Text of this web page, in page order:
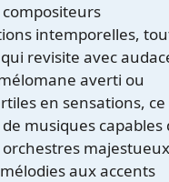
intemporelles,
revisite avec
averti ou
en sensations, ce
musiques capables
aux accents